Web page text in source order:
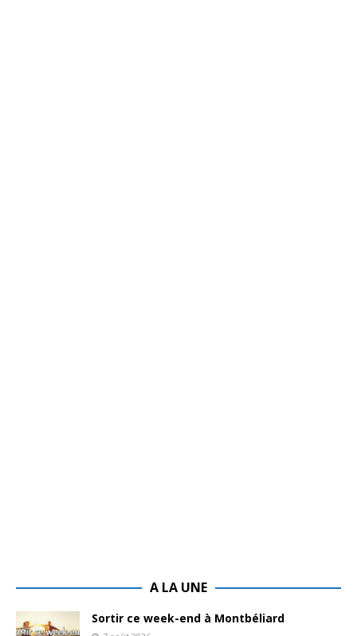
A LA UNE
Sortir ce week-end à Montbéliard